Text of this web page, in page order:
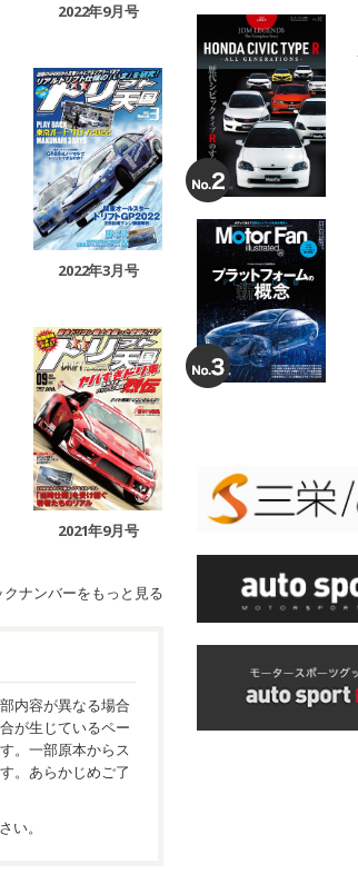
2022年9月号
2022年3月号
2021年9月号
ナンバーをもっと見る
内容が異なる場合
が生じているペー
。一部原本からス
。あらかじめご了
い。